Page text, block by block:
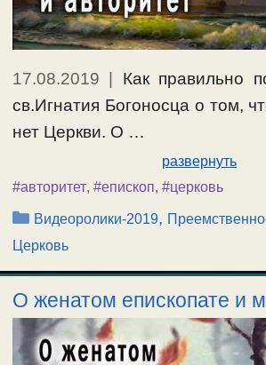
17.08.2019
Как правильно
св.Игнатия Богоносца о том,
нет Церкви. О …
развернуть
#авторитет, #епископ, #церковь
Рубрики
Видеоролики-2019,
Церковь
О женатом епископате и